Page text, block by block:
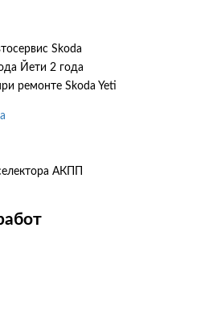
Skoda
Йети 2 года
ремонте Skoda Yeti
АКПП